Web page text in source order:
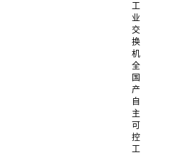
工
业
交
换
机
全
国
产
自
主
可
控
工